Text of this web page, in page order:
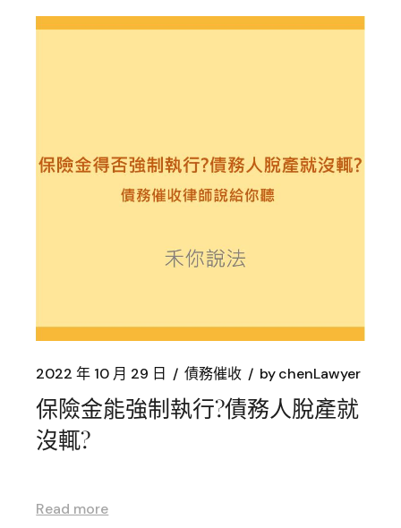
2022 年 10 月 29 日 債務催收 bychenLawyer
保險金能強制執行?債務人脫產就
沒輒?
Read more